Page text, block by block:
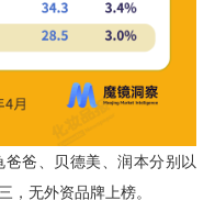
爸、贝德美、润本分别以
，无外资品牌上榜。